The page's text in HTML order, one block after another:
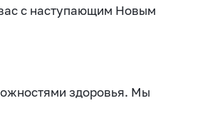
с наступающим Новым
здоровья. Мы